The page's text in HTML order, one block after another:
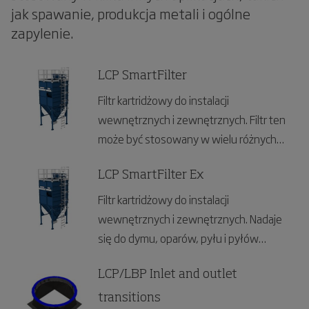
jak spawanie, produkcja metali i ogólne
zapylenie.
LCP SmartFilter
Filtr kartridżowy do instalacji
wewnętrznych i zewnętrznych. Filtr ten
może być stosowany w wielu różnych
LCP SmartFilter Ex
Filtr kartridżowy do instalacji
wewnętrznych i zewnętrznych. Nadaje
się do dymu, oparów, pyłu i pyłów
różnych branżach przemysłowych.
LCP/LBP Inlet and outlet
transitions